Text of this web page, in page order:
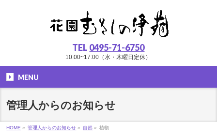
TEL 0495-71-6750
10:00~17:00（水・木曜日定休）
MENU
管理人からのお知らせ
HOME » 管理人からのお知らせ » 自然 » 植物